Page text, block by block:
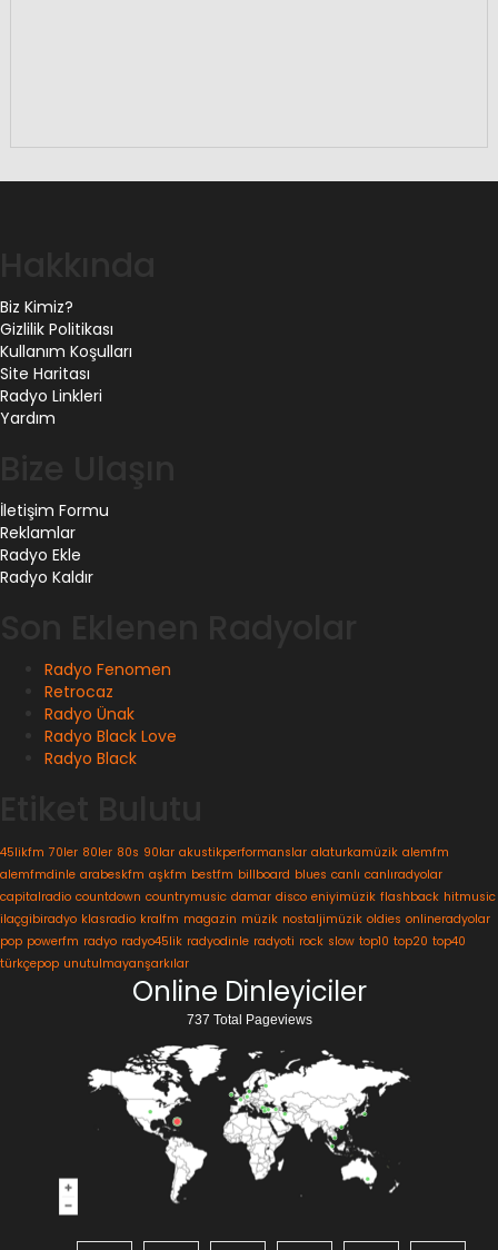
Biz Kimiz?
Gizlilik Politikası
Kullanım Koşulları
Site Haritası
Radyo Linkleri
Yardım
İletişim Formu
Reklamlar
Radyo Ekle
Radyo Kaldır
Radyo Fenomen
Retrocaz
Radyo Ünak
Radyo Black Love
Radyo Black
45likfm 70ler 80ler 80s 90lar akustikperformanslar alaturkamüzik alemfm
alemfmdinle arabeskfm aşkfm bestfm billboard blues canlı canlıradyolar
capitalradio countdown countrymusic damar disco eniyimüzik flashback hitmusic
ilaçgibiradyo klasradio kralfm magazin müzik nostaljimüzik oldies onlineradyolar
pop powerfm radyo radyo45lik radyodinle radyoti rock slow top10 top20 top40
türkçepop unutulmayanşarkılar
Online Dinleyiciler
737 Total Pageviews